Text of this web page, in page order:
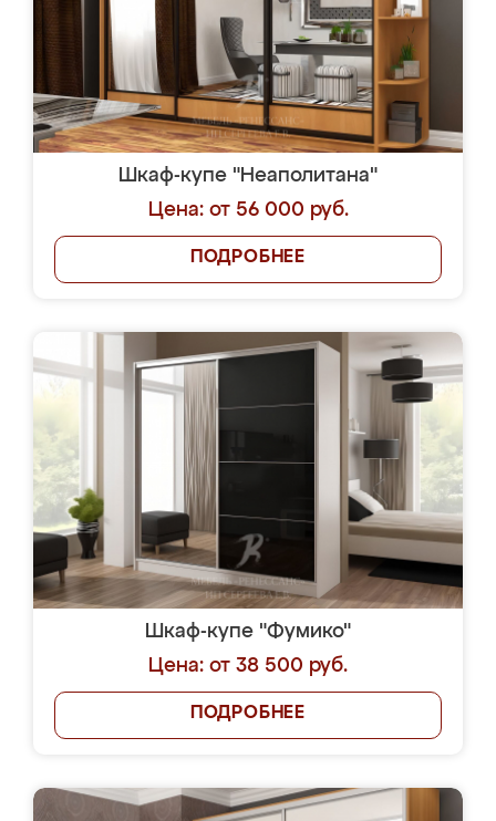
Шкаф-купе "Неаполитана"
Цена: от 56 000 руб.
ПОДРОБНЕЕ
Шкаф-купе "Фумико"
Цена: от 38 500 руб.
ПОДРОБНЕЕ